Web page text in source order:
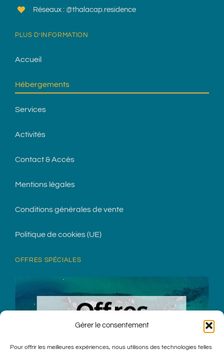
Gérer le consentement
Pour offrir les meilleures expériences, nous utilisons des technologies telles
Réseaux : @thalacap.residence
PLUS D’INFORMATION
Accueil
Hébergements
Services
Activités
Contact & Accès
Mentions légales
Conditions générales de vente
Politique de cookies (UE)
OFFRES SPÉCIALES